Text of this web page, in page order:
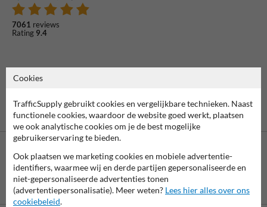
7061 reviews
Rating 9.4
Betaling achteraf
is mogelijk
Cookies
TrafficSupply gebruikt cookies en vergelijkbare technieken. Naast
functionele cookies, waardoor de website goed werkt, plaatsen
we ook analytische cookies om je de best mogelijke
gebruikerservaring te bieden.
Ook plaatsen we marketing cookies en mobiele advertentie-
identifiers, waarmee wij en derde partijen gepersonaliseerde en
niet-gepersonaliseerde advertenties tonen
(advertentiepersonalisatie). Meer weten? Lees hier alles over ons
cookiebeleid.